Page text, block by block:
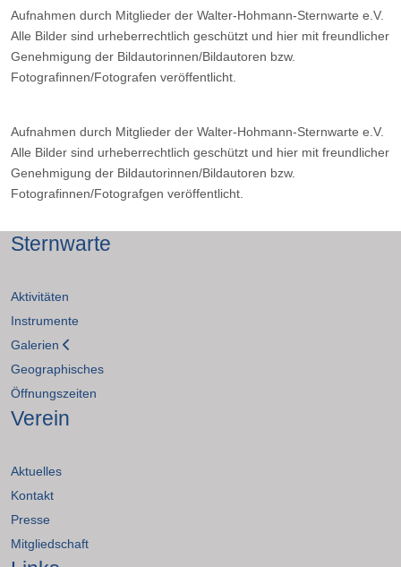
Aufnahmen durch Mitglieder der Walter-Hohmann-Sternwarte e.V.
Alle Bilder sind urheberrechtlich geschützt und hier mit freundlicher
Genehmigung der Bildautorinnen/Bildautoren bzw.
Fotografinnen/Fotografen veröffentlicht.
Aufnahmen durch Mitglieder der Walter-Hohmann-Sternwarte e.V.
Alle Bilder sind urheberrechtlich geschützt und hier mit freundlicher
Genehmigung der Bildautorinnen/Bildautoren bzw.
Fotografinnen/Fotografgen veröffentlicht.
Sternwarte
Aktivitäten
Instrumente
Galerien
Geographisches
Öffnungszeiten
Verein
Aktuelles
Kontakt
Presse
Mitgliedschaft